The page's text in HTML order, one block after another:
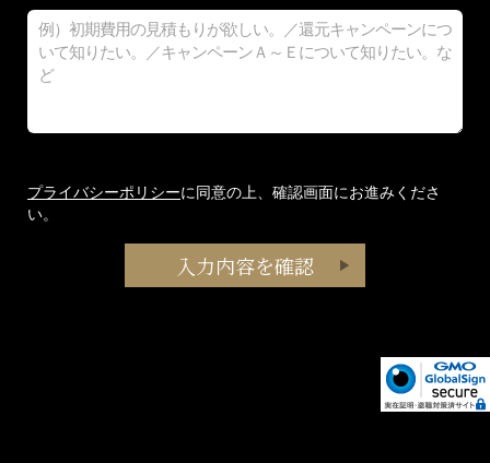
プライバシーポリシーに同意の上、確認画面にお進みくださ
い。